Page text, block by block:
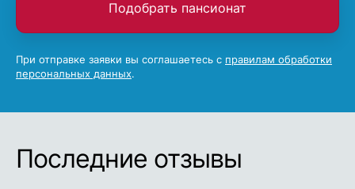
Подобрать пансионат
При отправке заявки вы соглашаетесь с правилам обработки
персональных данных.
Последние отзывы